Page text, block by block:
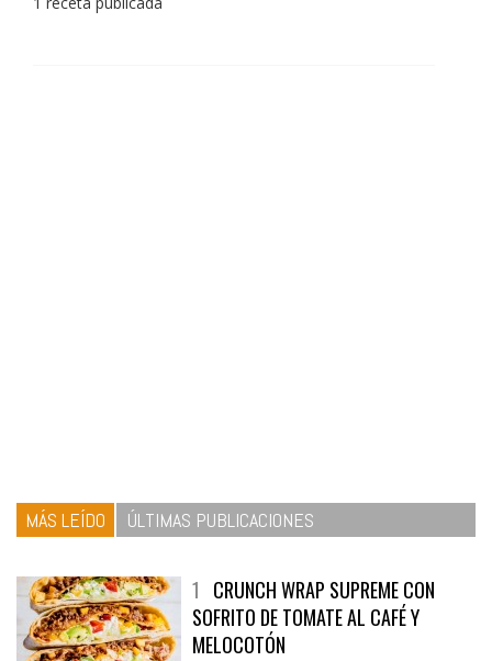
MÁS LEÍDO ÚLTIMAS PUBLICACIONES
1 CRUNCH WRAP SUPREME CON
SOFRITO DE TOMATE AL CAFÉ Y
MELOCOTÓN